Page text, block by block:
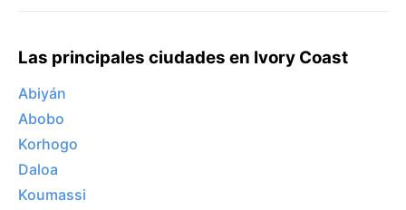
Las principales ciudades en Ivory Coast
Abiyán
Abobo
Korhogo
Daloa
Koumassi